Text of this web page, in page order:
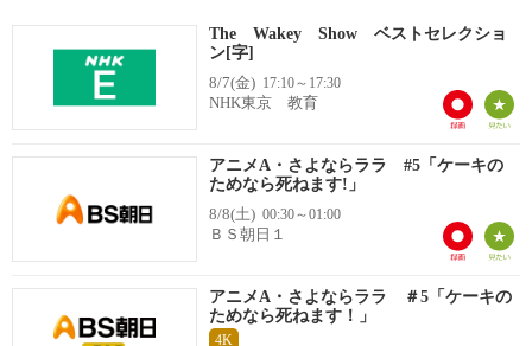
The Wakey Show ベストセレクショ
ン[字]
8/7(金) 17:10～17:30
NHK東京 教育
アニメA・さよならララ #5「ケーキの
ためなら死ねます!」
8/8(土) 00:30～01:00
ＢＳ朝日１
アニメA・さよならララ ＃5「ケーキの
ためなら死ねます！」
4K